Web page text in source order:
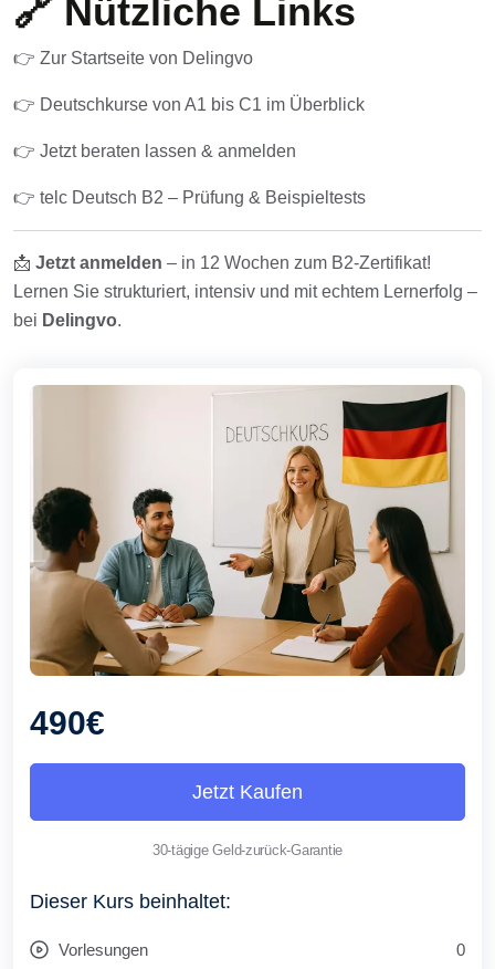
🔗 Nützliche Links
👉 Zur Startseite von Delingvo
👉 Deutschkurse von A1 bis C1 im Überblick
👉 Jetzt beraten lassen & anmelden
👉 telc Deutsch B2 – Prüfung & Beispieltests
📩 Jetzt anmelden – in 12 Wochen zum B2-Zertifikat!
Lernen Sie strukturiert, intensiv und mit echtem Lernerfolg –
bei Delingvo.
490€
Jetzt Kaufen
30-tägige Geld-zurück-Garantie
Dieser Kurs beinhaltet:
Vorlesungen 0